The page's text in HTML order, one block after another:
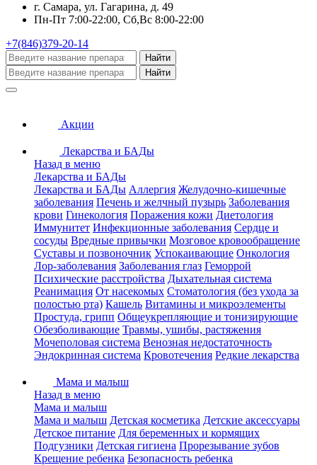
г. Самара, ул. Гагарина, д. 49
Пн-Пт 7:00-22:00, Сб,Вс 8:00-22:00
+7(846)379-20-14
Найти
Найти
Акции
Лекарства и БАДы
Назад в меню
Лекарства и БАДы
Лекарства и БАДы Аллергия Желудочно-кишечные
заболевания Печень и желчный пузырь Заболевания
крови Гинекология Поражения кожи Диетология
Иммунитет Инфекционные заболевания Сердце и
сосуды Вредные привычки Мозговое кровообращение
Суставы и позвоночник Успокаивающие Онкология
Лор-заболевания Заболевания глаз Геморрой
Психические расстройства Дыхательная система
Реанимация От насекомых Стоматология (без ухода за
полостью рта) Кашель Витамины и микроэлементы
Простуда, грипп Общеукрепляющие и тонизирующие
Обезболивающие Травмы, ушибы, растяжения
Мочеполовая система Венозная недостаточность
Эндокринная система Кровотечения Редкие лекарства
Мама и малыш
Назад в меню
Мама и малыш
Мама и малыш Детская косметика Детские аксессуары
Детское питание Для беременных и кормящих
Подгузники Детская гигиена Прорезывание зубов
Крещение ребенка Безопасность ребенка